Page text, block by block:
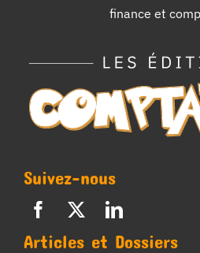
finance et
Suivez-nous
Articles et Dossiers